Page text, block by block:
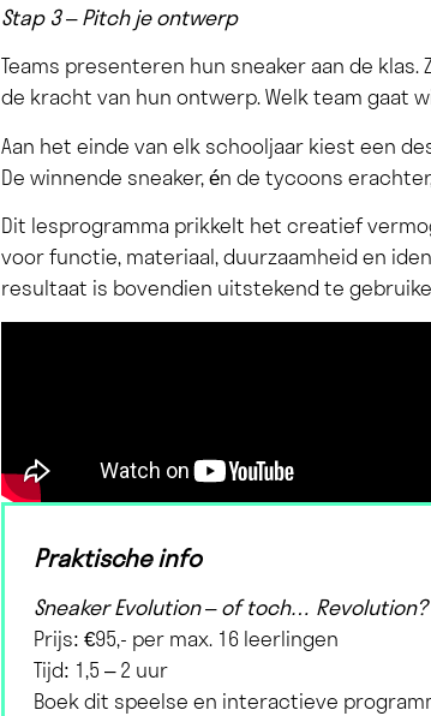
Stap 3 – Pitch je ontwerp
Teams presenteren hun sneaker aan de
de kracht van hun ontwerp. Welk team gaat
Aan het einde van elk schooljaar kiest een
De winnende sneaker, én de tycoons
Dit lesprogramma prikkelt het creatief
voor functie, materiaal, duurzaamheid en
resultaat is bovendien uitstekend te
Praktische info
Sneaker Evolution – of toch… Revolution?
Prijs: €95,- per max. 16 leerlingen
Tijd: 1,5 – 2 uur
Boek dit speelse en interactieve